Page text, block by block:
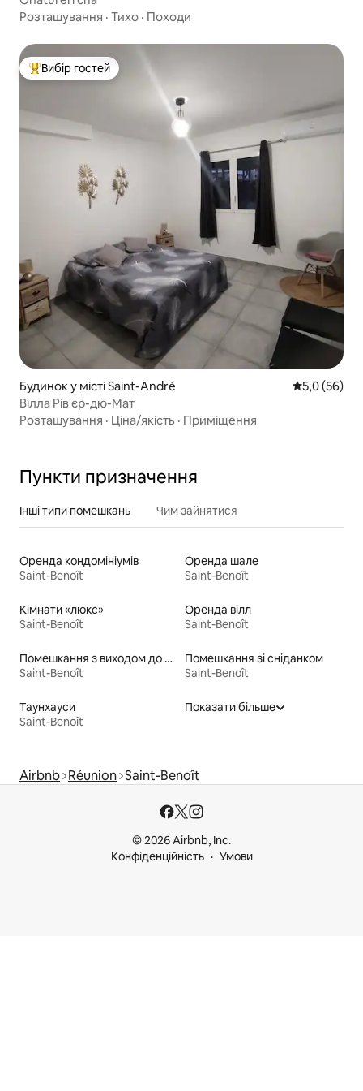
Розташування · Тихо · Походи
Топ вибір гостей
Вибір гостей
Будинок у місті Saint-André Середня
5,0 (56)
Вілла Рів'єр-дю-Мат
Розташування · Ціна/якість · Приміщення
Пункти призначення
Інші типи помешкань Чим зайнятися
Оренда кондомініумів
Saint-Benoît
Оренда шале
Saint-Benoît
Кімнати «люкс»
Saint-Benoît
Оренда вілл
Saint-Benoît
Помешкання з виходом до озера
Saint-Benoît
Помешкання зі сніданком
Saint-Benoît
Таунхауси
Saint-Benoît
Показати більше
Airbnb Réunion Saint-Benoît
© 2026 Airbnb, Inc.
Конфіденційність
Умови